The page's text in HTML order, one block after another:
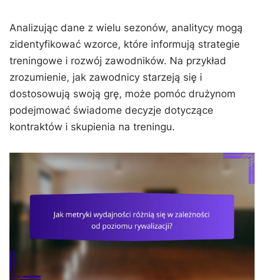
Analizując dane z wielu sezonów, analitycy mogą
zidentyfikować wzorce, które informują strategie
treningowe i rozwój zawodników. Na przykład
zrozumienie, jak zawodnicy starzeją się i
dostosowują swoją grę, może pomóc drużynom
podejmować świadome decyzje dotyczące
kontraktów i skupienia na treningu.